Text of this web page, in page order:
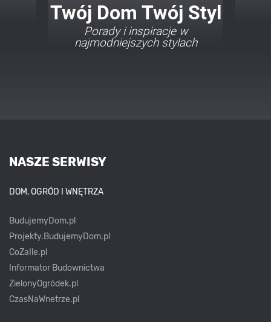
Twój Dom Twój Styl
Porady i inspiracje w
najmodniejszych stylach
NASZE SERWISY
DOM, OGRÓD I WNĘTRZA
BudujemyDom.pl
Projekty.BudujemyDom.pl
CoZaIle.pl
Informator Budownictwa
ZielonyOgródek.pl
CzasNaWnetrze.pl